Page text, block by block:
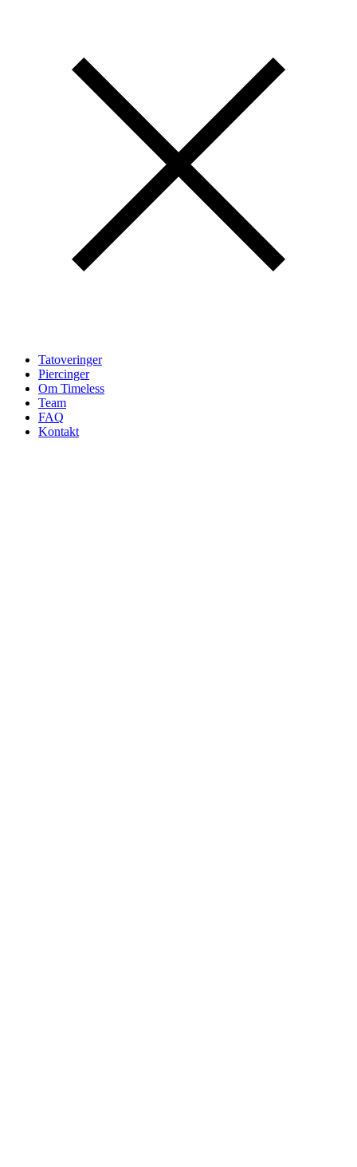
Tatoveringer
Piercinger
Om Timeless
Team
FAQ
Kontakt